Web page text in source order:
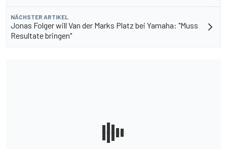
NÄCHSTER ARTIKEL
Jonas Folger will Van der Marks Platz bei Yamaha: "Muss
Resultate bringen"